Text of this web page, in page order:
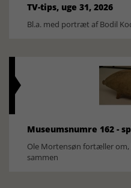
TV-tips, uge 31, 2026
Bl.a. med portræt af Bodil
Museumsnumre 162 -
Ole Mortensøn fortæller
sammen